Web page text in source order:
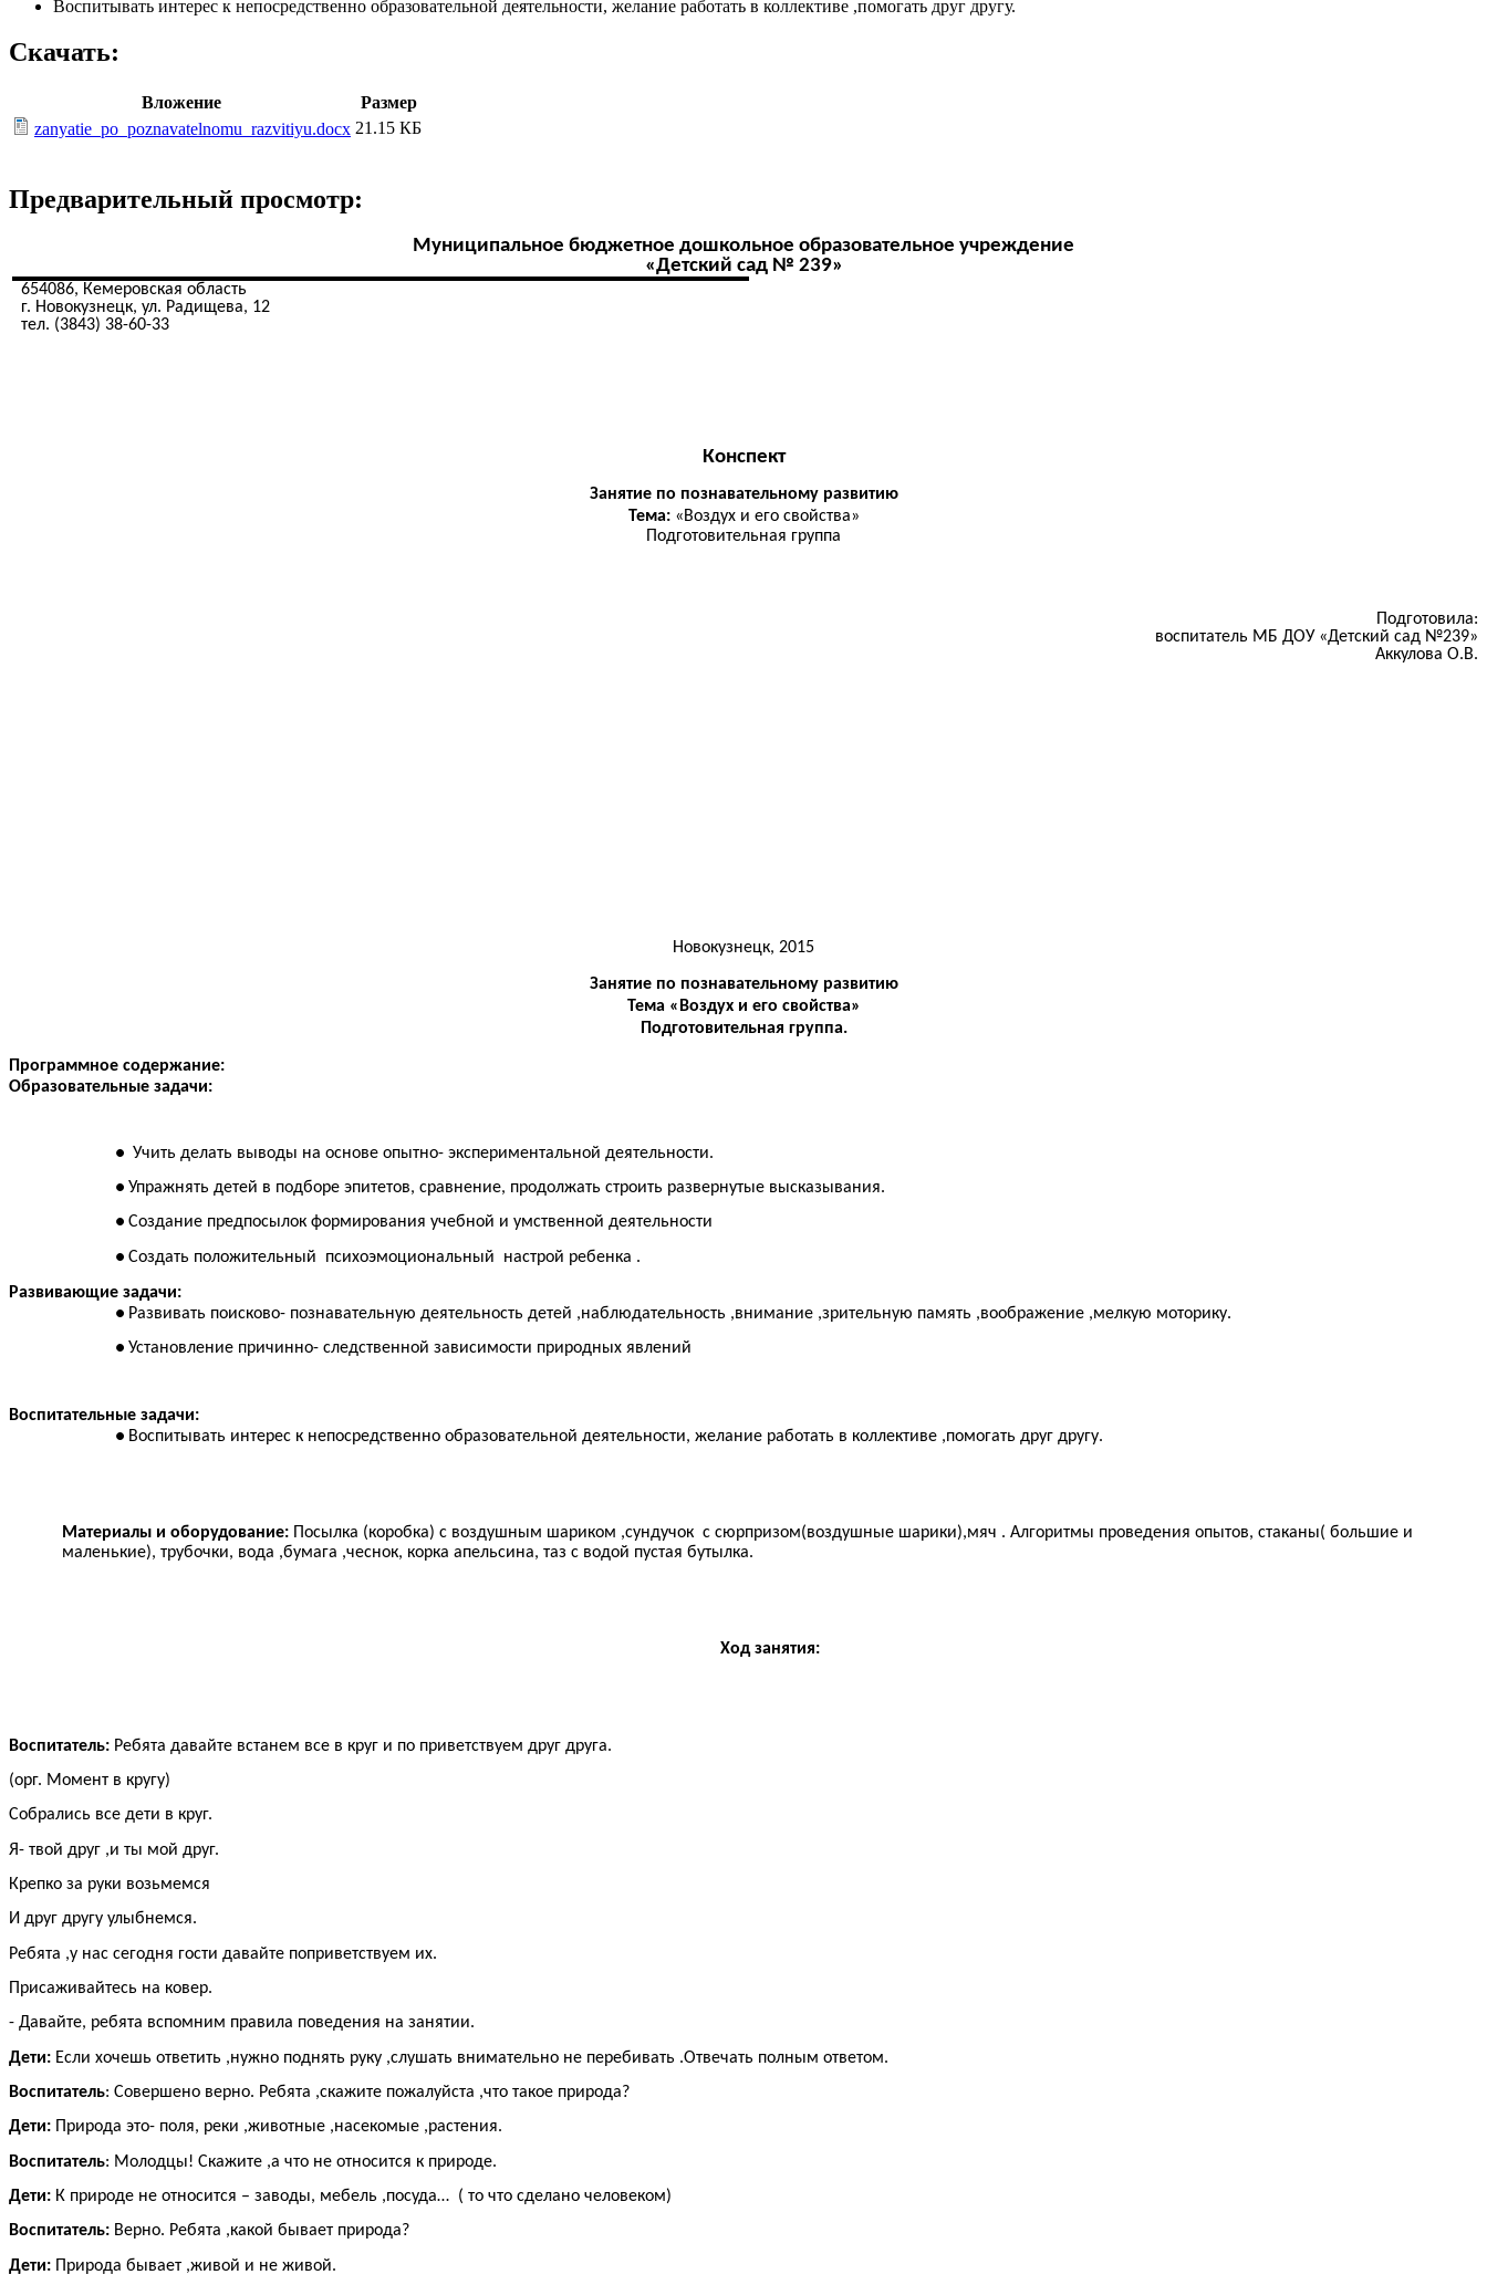
Воспитывать интерес к непосредственно образовательной деятельности, желание работать в коллективе ,помогать друг другу.
Скачать:
Вложение
Размер
zanyatie_po_poznavatelnomu_razvitiyu.docx 21.15 КБ
Предварительный просмотр:
Муниципальное бюджетное дошкольное образовательное учреждение
«Детский сад № 239»
654086, Кемеровская область
г. Новокузнецк, ул. Радищева, 12
тел. (3843) 38-60-33
Конспект
Занятие по познавательному развитию
Тема: «Воздух и его свойства»
Подготовительная группа
Подготовила:
воспитатель МБ ДОУ «Детский сад №239»
Аккулова О.В.
Новокузнецк, 2015
Занятие по познавательному развитию
Тема «Воздух и его свойства»
Подготовительная группа.
Программное содержание:
Образовательные задачи:
Учить делать выводы на основе опытно- экспериментальной деятельности.
Упражнять детей в подборе эпитетов, сравнение, продолжать строить развернутые высказывания.
Создание предпосылок формирования учебной и умственной деятельности
Создать положительный психоэмоциональный настрой ребенка .
Развивающие задачи:
Развивать поисково- познавательную деятельность детей ,наблюдательность ,внимание ,зрительную память ,воображение ,мелкую моторику.
Установление причинно- следственной зависимости природных явлений
Воспитательные задачи:
Воспитывать интерес к непосредственно образовательной деятельности, желание работать в коллективе ,помогать друг другу.
Материалы и оборудование: Посылка (коробка) с воздушным шариком ,сундучок с сюрпризом(воздушные шарики),мяч . Алгоритмы проведения опытов, стаканы( большие и
маленькие), трубочки, вода ,бумага ,чеснок, корка апельсина, таз с водой пустая бутылка.
Ход занятия:
Воспитатель: Ребята давайте встанем все в круг и по приветствуем друг друга.
(орг. Момент в кругу)
Собрались все дети в круг.
Я- твой друг ,и ты мой друг.
Крепко за руки возьмемся
И друг другу улыбнемся.
Ребята ,у нас сегодня гости давайте поприветствуем их.
Присаживайтесь на ковер.
- Давайте, ребята вспомним правила поведения на занятии.
Дети: Если хочешь ответить ,нужно поднять руку ,слушать внимательно не перебивать .Отвечать полным ответом.
Воспитатель: Совершено верно. Ребята ,скажите пожалуйста ,что такое природа?
Дети: Природа это- поля, реки ,животные ,насекомые ,растения.
Воспитатель: Молодцы! Скажите ,а что не относится к природе.
Дети: К природе не относится – заводы, мебель ,посуда… ( то что сделано человеком)
Воспитатель: Верно. Ребята ,какой бывает природа?
Дети: Природа бывает ,живой и не живой.